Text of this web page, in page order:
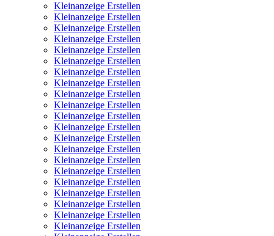
Kleinanzeige Erstellen
Kleinanzeige Erstellen
Kleinanzeige Erstellen
Kleinanzeige Erstellen
Kleinanzeige Erstellen
Kleinanzeige Erstellen
Kleinanzeige Erstellen
Kleinanzeige Erstellen
Kleinanzeige Erstellen
Kleinanzeige Erstellen
Kleinanzeige Erstellen
Kleinanzeige Erstellen
Kleinanzeige Erstellen
Kleinanzeige Erstellen
Kleinanzeige Erstellen
Kleinanzeige Erstellen
Kleinanzeige Erstellen
Kleinanzeige Erstellen
Kleinanzeige Erstellen
Kleinanzeige Erstellen
Kleinanzeige Erstellen